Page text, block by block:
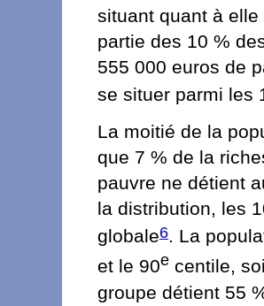
situant quant à
partie des 10 %
555 000 euros de
se situer parmi les
La moitié de la
que 7 % de la
pauvre ne détient
la distribution, les
globale6. La
et le 90e centile,
groupe détient 55